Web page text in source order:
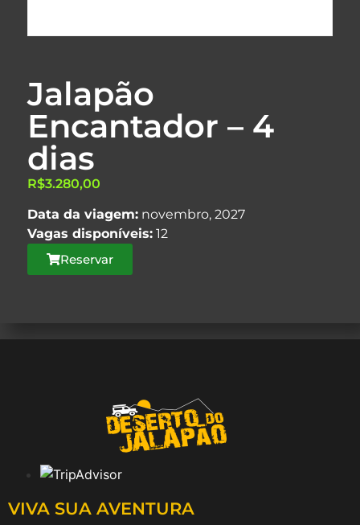
Jalapão
Encantador – 4
dias
R$3.280,00
Data da viagem: novembro, 2027
Vagas disponíveis: 12
Reservar
VIVA SUA AVENTURA